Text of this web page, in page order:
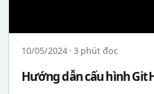
10/05/2024 · 3 phút đọc
Hướng dẫn cấu hình